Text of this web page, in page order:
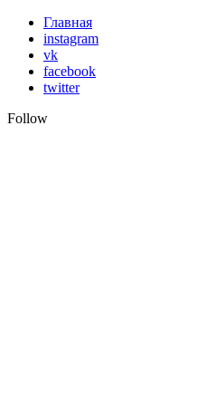
Skip
content
Главная
instagram
vk
facebook
twitter
Follow